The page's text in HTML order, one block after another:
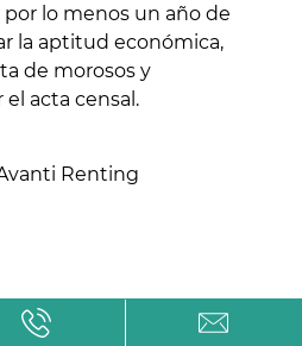
lo menos un año de
la aptitud económica,
de morosos y
acta censal.